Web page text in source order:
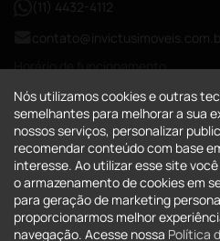
(11) 4432-4112
Horário de funcionamento
Segunda a sexta das 08:00-18:00
Sábados das 09:00-13:00
CRECI-026017-J
A Invictus Imóveis
Quem Somos
Fale Conosco
Imóveis
Nós utilizamos cookies e outras
semelhantes para melhorar a sua
nossos serviços, personalizar
recomendar conteúdo com base
interesse. Ao utilizar esse site
o armazenamento de cookies em
para geração de marketing
proporcionarmos melhor
navegação. Acesse nossa Política